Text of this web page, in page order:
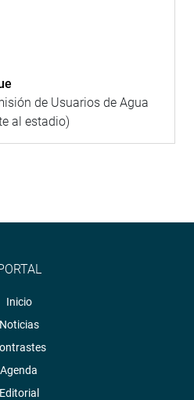
de Usuarios de Agua
al estadio)
Inicio
Noticias
Agenda
Editorial